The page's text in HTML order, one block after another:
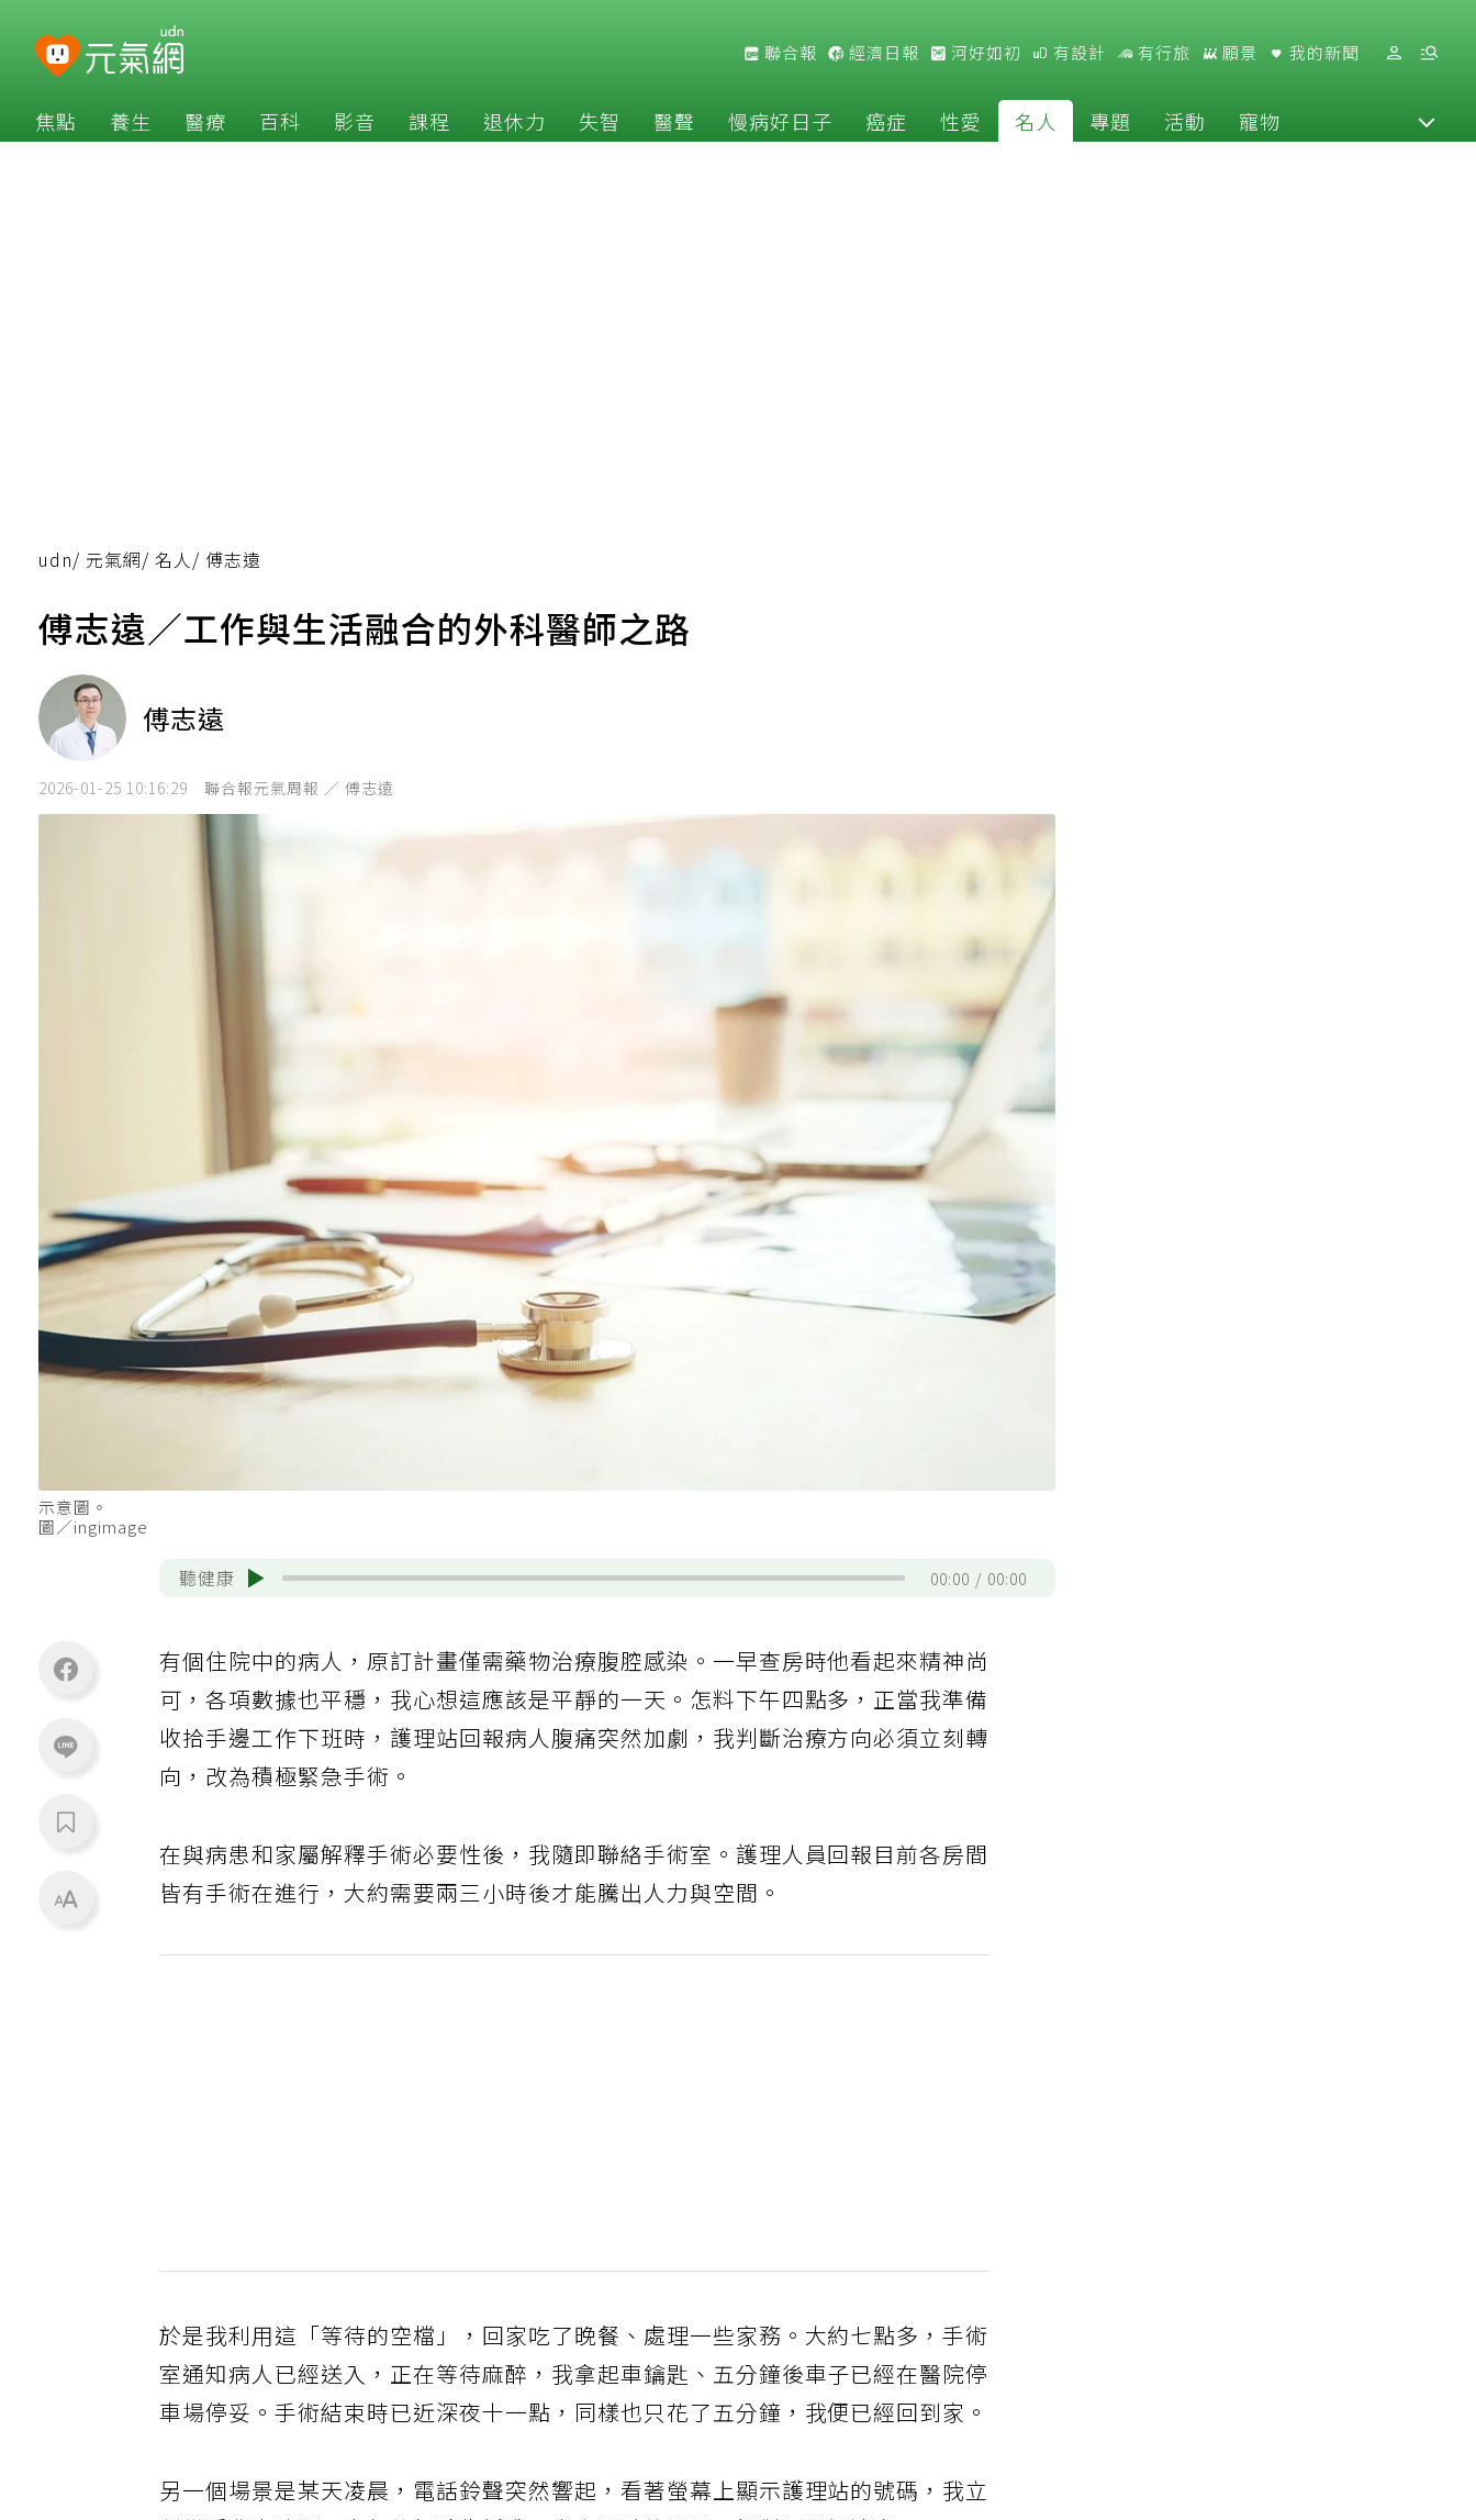
聯合報 經濟日報 河好如初 有設計 有行旅 願景 我的新聞
焦點 養生 醫療 百科 影音 課程 退休力 失智 醫聲 慢病好日子 癌症 性愛 名人 專題 活動 寵物
udn/ 元氣網/ 名人/ 傅志遠
傅志遠／工作與生活融合的外科醫師之路
傅志遠
2026-01-25 10:16:29 聯合報元氣周報 ／ 傅志遠
示意圖。
圖／ingimage
聽健康 00:00 00:00
有個住院中的病人，原訂計畫僅需藥物治療腹腔感染。一早查房時他看起來精神尚
可，各項數據也平穩，我心想這應該是平靜的一天。怎料下午四點多，正當我準備
收拾手邊工作下班時，護理站回報病人腹痛突然加劇，我判斷治療方向必須立刻轉
向，改為積極緊急手術。
在與病患和家屬解釋手術必要性後，我隨即聯絡手術室。護理人員回報目前各房間
皆有手術在進行，大約需要兩三小時後才能騰出人力與空間。
於是我利用這「等待的空檔」，回家吃了晚餐、處理一些家務。大約七點多，手術
室通知病人已經送入，正在等待麻醉，我拿起車鑰匙、五分鐘後車子已經在醫院停
車場停妥。手術結束時已近深夜十一點，同樣也只花了五分鐘，我便已經回到家。
另一個場景是某天凌晨，電話鈴聲突然響起，看著螢幕上顯示護理站的號碼，我立